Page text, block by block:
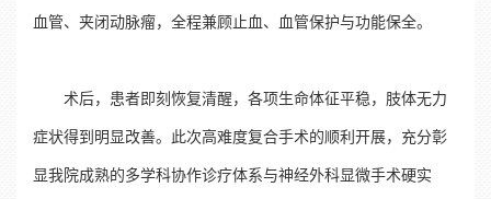
血管、夹闭动脉瘤，全程兼顾止血、血管保护与功能保全。
术后，患者即刻恢复清醒，各项生命体征平稳，肢体无力
症状得到明显改善。此次高难度复合手术的顺利开展，充分彰
显我院成熟的多学科协作诊疗体系与神经外科显微手术硬实